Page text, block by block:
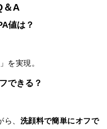
＆A
値は？
を実現。
できる？
、 洗顔料で簡単にオフで